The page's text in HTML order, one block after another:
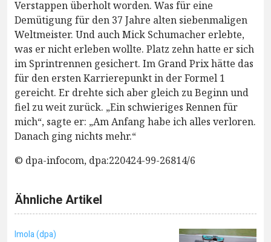
Verstappen überholt worden. Was für eine
Demütigung für den 37 Jahre alten siebenmaligen
Weltmeister. Und auch Mick Schumacher erlebte,
was er nicht erleben wollte. Platz zehn hatte er sich
im Sprintrennen gesichert. Im Grand Prix hätte das
für den ersten Karrierepunkt in der Formel 1
gereicht. Er drehte sich aber gleich zu Beginn und
fiel zu weit zurück. „Ein schwieriges Rennen für
mich“, sagte er: „Am Anfang habe ich alles verloren.
Danach ging nichts mehr.“
© dpa-infocom, dpa:220424-99-26814/6
Ähnliche Artikel
Imola (dpa)